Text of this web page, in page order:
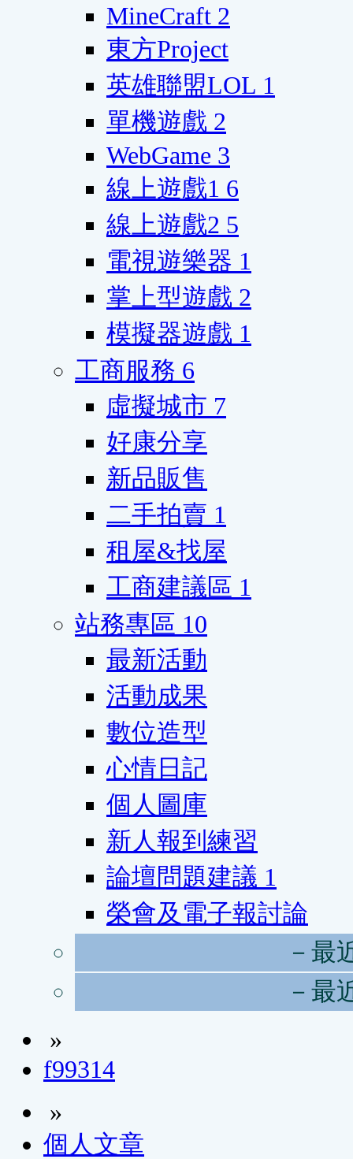
MineCraft 2
東方Project
英雄聯盟LOL 1
單機遊戲 2
WebGame 3
線上遊戲1 6
線上遊戲2 5
電視遊樂器 1
掌上型遊戲 2
模擬器遊戲 1
工商服務 6
虛擬城市 7
好康分享
新品販售
二手拍賣 1
租屋&找屋
工商建議區 1
站務專區 10
最新活動
活動成果
數位造型
心情日記
個人圖庫
新人報到練習
論壇問題建議 1
榮會及電子報討論
－最
－最
»
f99314
»
個人文章